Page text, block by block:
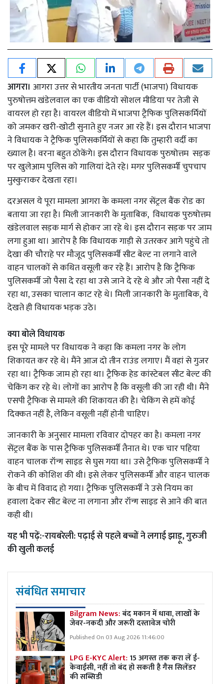
आगरा। आगरा उत्तर से भारतीय जनता पार्टी (भाजपा) विधायक
पुरुषोत्तम खंडेलवाल का एक वीडियो सोशल मीडिया पर तेजी से
वायरल हो रहा है। वायरल वीडियो में भाजपा ट्रैफिक पुलिसकर्मियों
को जमकर खरी-खोटी सुनाते हुए नजर आ रहे हैं। इस दौरान भाजपा
ने विधायक ने ट्रैफिक पुलिसकर्मियों से कहा कि तुम्हारी वर्दी का
ख्याल है। वरना बहुत ठोकेंगे। इस दौरान विधायक पुरुषोत्तम सड़क
पर खुलेआम पुलिस को गालियां देते रहे। मगर पुलिसकर्मी चुपचाप
मुस्कुराकर देखता रहा।
दरअसल ये पूरा मामला आगरा के कमला नगर सेंट्रल बैंक रोड का
बताया जा रहा है। मिली जानकारी के मुताबिक, विधायक पुरुषोत्तम
खंडेलवाल सड़क मार्ग से होकर जा रहे थे। इस दौरान सड़क पर जाम
लगा हुआ था। आरोप है कि विधायक गाड़ी से उतरकर आगे पहुंचे तो
देखा की चौराहे पर मौजूद पुलिसकर्मी सीट बेल्ट ना लगाने वाले
वाहन चालकों से कथित वसूली कर रहे हैं। आरोप है कि ट्रैफिक
पुलिसकर्मी जो पैसा दे रहा था उसे जाने दे रहे थे और जो पैसा नहीं दे
रहा था, उसका चालान काट रहे थे। मिली जानकारी के मुताबिक, ये
देखते ही विधायक भड़क उठे।
क्या बोले विधायक
इस पूरे मामले पर विधायक ने कहा कि कमला नगर के लोग
शिकायत कर रहे थे। मैंने आज दो तीन राउंड लगाए। मैं वहां से गुजर
रहा था। ट्रैफिक जाम हो रहा था। ट्रैफिक हेड कांस्टेबल सीट बेल्ट की
चेकिंग कर रहे थे। लोगों का आरोप है कि वसूली की जा रही थी। मैंने
एसपी ट्रैफिक से मामले की शिकायत की है। चेकिंग से हमें कोई
दिक्कत नहीं है, लेकिन वसूली नहीं होनी चाहिए।
जानकारी के अनुसार मामला रविवार दोपहर का है। कमला नगर
सेंट्रल बैंक के पास ट्रैफिक पुलिसकर्मी तैनात थे। एक चार पहिया
वाहन चालक रॉन्ग साइड से घुस गया था। उसे ट्रैफिक पुलिसकर्मी ने
रोकने की कोशिश की थी। इसे लेकर पुलिसकर्मी और वाहन चालक
के बीच में विवाद हो गया। ट्रैफिक पुलिसकर्मी ने उसे नियम का
हवाला देकर सीट बेल्ट ना लगाना और रॉन्ग साइड से आने की बात
कही थी।
यह भी पढ़ें:-रायबरेली: पढ़ाई से पहले बच्चों ने लगाई झाड़ू, गुरुजी
की खुली कलई
संबंधित समाचार
Bilgram News:बंद मकान में धावा, लाखों के
जेवर-नकदी और जरूरी दस्तावेज चोरी
Published On 03 Aug 2026 11:46:00
LPG E-KYC Alert:15 अगस्त तक करा लें ई-
केवाईसी, नहीं तो बंद हो सकती है गैस सिलेंडर
की सब्सिडी